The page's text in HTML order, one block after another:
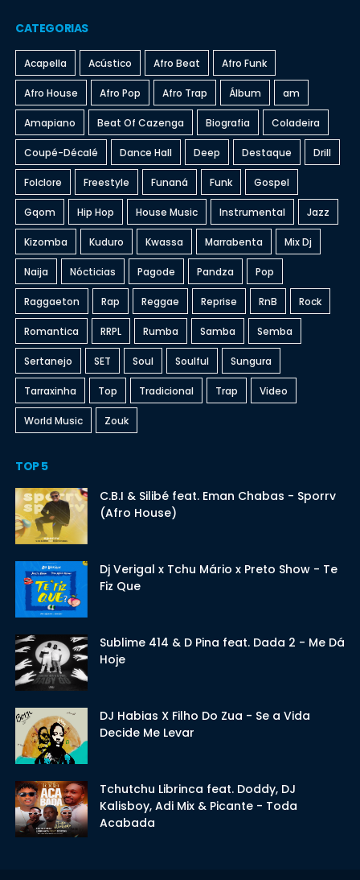
CATEGORIAS
Acapella Acústico Afro Beat Afro Funk
Afro House Afro Pop Afro Trap Álbum am
Amapiano Beat Of Cazenga Biografia Coladeira
Coupé-Décalé Dance Hall Deep Destaque Drill
Folclore Freestyle Funaná Funk Gospel
Gqom Hip Hop House Music Instrumental Jazz
Kizomba Kuduro Kwassa Marrabenta Mix Dj
Naija Nócticias Pagode Pandza Pop
Raggaeton Rap Reggae Reprise RnB Rock
Romantica RRPL Rumba Samba Semba
Sertanejo SET Soul Soulful Sungura
Tarraxinha Top Tradicional Trap Video
World Music Zouk
TOP 5
C.B.I & Silibé feat. Eman Chabas - Sporrv
(Afro House)
Dj Verigal x Tchu Mário x Preto Show - Te
Fiz Que
Sublime 414 & D Pina feat. Dada 2 - Me Dá
Hoje
DJ Habias X Filho Do Zua - Se a Vida
Decide Me Levar
Tchutchu Librinca feat. Doddy, DJ
Kalisboy, Adi Mix & Picante - Toda
Acabada